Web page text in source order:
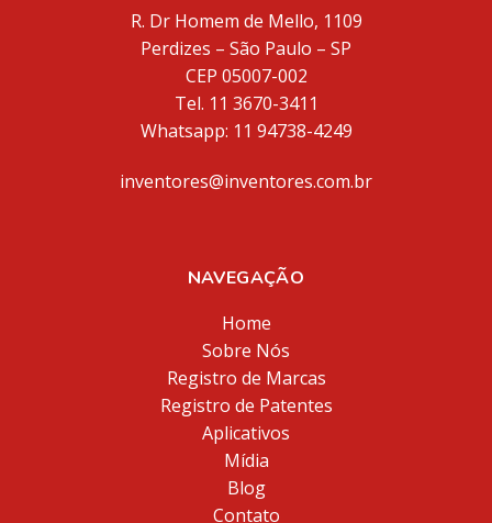
R. Dr Homem de Mello, 1109
Perdizes – São Paulo – SP
CEP 05007-002
Tel. 11 3670-3411
Whatsapp: 11 94738-4249
inventores@inventores.com.br
NAVEGAÇÃO
Home
Sobre Nós
Registro de Marcas
Registro de Patentes
Aplicativos
Mídia
Blog
Contato